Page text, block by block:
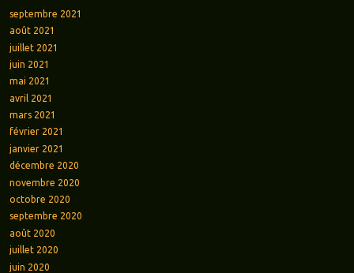
septembre 2021
août 2021
juillet 2021
juin 2021
mai 2021
avril 2021
mars 2021
février 2021
janvier 2021
décembre 2020
novembre 2020
octobre 2020
septembre 2020
août 2020
juillet 2020
juin 2020